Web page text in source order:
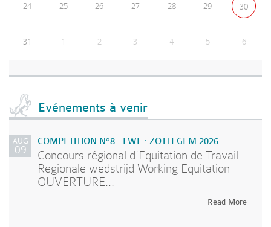
24 25 26 27 28 29 30
31 1 2 3 4 5 6
Evénements à venir
AUG
09
COMPETITION N°8 - FWE : ZOTTEGEM 2026
Concours régional d'Equitation de Travail -
Regionale wedstrijd Working Equitation
OUVERTURE...
Read More